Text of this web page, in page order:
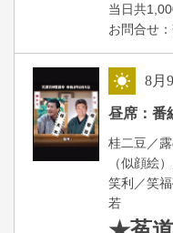
当日共
お問合せ
8月9
昼席：番
桂二豆／
（似顔絵
笑利／笑
若